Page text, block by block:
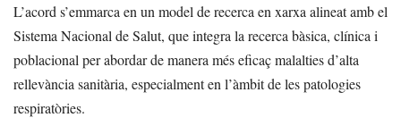
L’acord s’emmarca en un model de recerca en xarxa alineat amb el
Sistema Nacional de Salut, que integra la recerca bàsica, clínica i
poblacional per abordar de manera més eficaç malalties d’alta
rellevància sanitària, especialment en l’àmbit de les patologies
respiratòries.